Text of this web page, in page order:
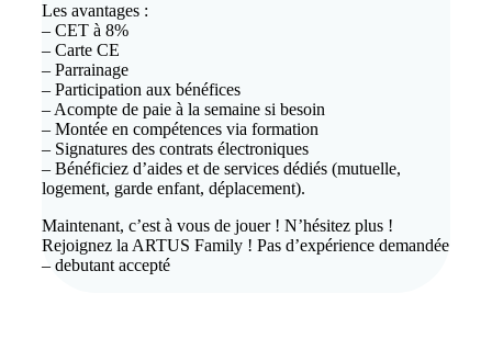
Les avantages :
– CET à 8%
– Carte CE
– Parrainage
– Participation aux bénéfices
– Acompte de paie à la semaine si besoin
– Montée en compétences via formation
– Signatures des contrats électroniques
– Bénéficiez d’aides et de services dédiés (mutuelle,
logement, garde enfant, déplacement).
Maintenant, c’est à vous de jouer ! N’hésitez plus !
Rejoignez la ARTUS Family ! Pas d’expérience demandée
– debutant accepté